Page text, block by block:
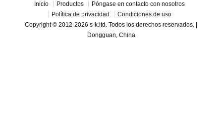
Inicio Productos
Póngase en contacto con nosotros
Política de privacidad
Condiciones de uso
Copyright © 2012-2026 s-k.ltd. Todos los derechos reservados. |
Dongguan, China